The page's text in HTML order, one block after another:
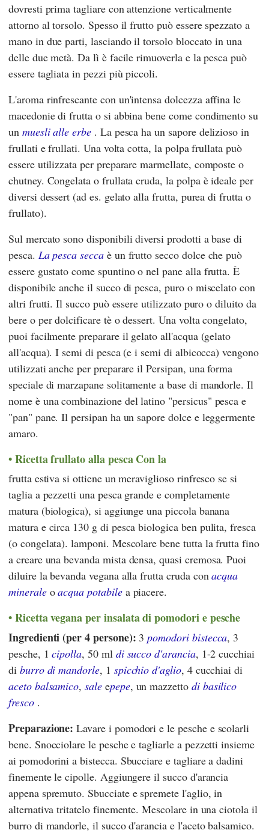
dovresti prima tagliare con attenzione verticalmente
attorno al torsolo. Spesso il frutto può essere spezzato a
mano in due parti, lasciando il torsolo bloccato in una
delle due metà. Da lì è facile rimuoverla e la pesca può
essere tagliata in pezzi più piccoli.
L'aroma rinfrescante con un'intensa dolcezza affina le
macedonie di frutta o si abbina bene come condimento su
un muesli alle erbe. La pesca ha un sapore delizioso in
frullati e frullati. Una volta cotta, la polpa frullata può
essere utilizzata per preparare marmellate, composte o
chutney. Congelata o frullata cruda, la polpa è ideale per
diversi dessert (ad es. gelato alla frutta, purea di frutta o
frullato).
Sul mercato sono disponibili diversi prodotti a base di
pesca. La pesca seccaè un frutto secco dolce che può
essere gustato come spuntino o nel pane alla frutta. È
disponibile anche il succo di pesca, puro o miscelato con
altri frutti. Il succo può essere utilizzato puro o diluito da
bere o per dolcificare tè o dessert. Una volta congelato,
puoi facilmente preparare il gelato all'acqua (gelato
all'acqua). I semi di pesca (e i semi di albicocca) vengono
utilizzati anche per preparare il Persipan, una forma
speciale di marzapane solitamente a base di mandorle. Il
nome è una combinazione del latino "persicus" pesca e
"pan" pane. Il persipan ha un sapore dolce e leggermente
amaro.
Ricetta frullato alla pesca Con la
frutta estiva si ottiene un meraviglioso rinfresco se si
taglia a pezzetti una pesca grande e completamente
matura (biologica), si aggiunge una piccola banana
matura e circa 130 g di pesca biologica ben pulita, fresca
(o congelata). lamponi. Mescolare bene tutta la frutta fino
a creare una bevanda mista densa, quasi cremosa. Puoi
diluire la bevanda vegana alla frutta cruda conacqua
mineraleoacqua potabilea piacere.
Ricetta veganaper insalata di pomodori e pesche
Ingredienti (per 4 persone): 3pomodori bistecca, 3
pesche, 1cipolla, 50 ml di succo d'arancia, 1-2 cucchiai
di burro di mandorle, 1 spicchio d'aglio, 4 cucchiai di
aceto balsamico,saleepepe, un mazzetto di basilico
fresco.
Preparazione: Lavare i pomodori e le pesche e scolarli
bene. Snocciolare le pesche e tagliarle a pezzetti insieme
ai pomodorini a bistecca. Sbucciare e tagliare a dadini
finemente le cipolle. Aggiungere il succo d'arancia
appena spremuto. Sbucciate e spremete l'aglio, in
alternativa tritatelo finemente. Mescolare in una ciotola il
burro di mandorle, il succo d'arancia e l'aceto balsamico.